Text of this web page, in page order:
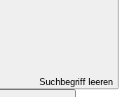
Suchbegriff leeren